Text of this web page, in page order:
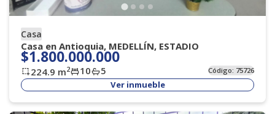
Casa
Casa en Antioquia, MEDELLÍN, ESTADIO
$1.800.000.000
224.9 m2 10 5 Código: 75726
Ver inmueble